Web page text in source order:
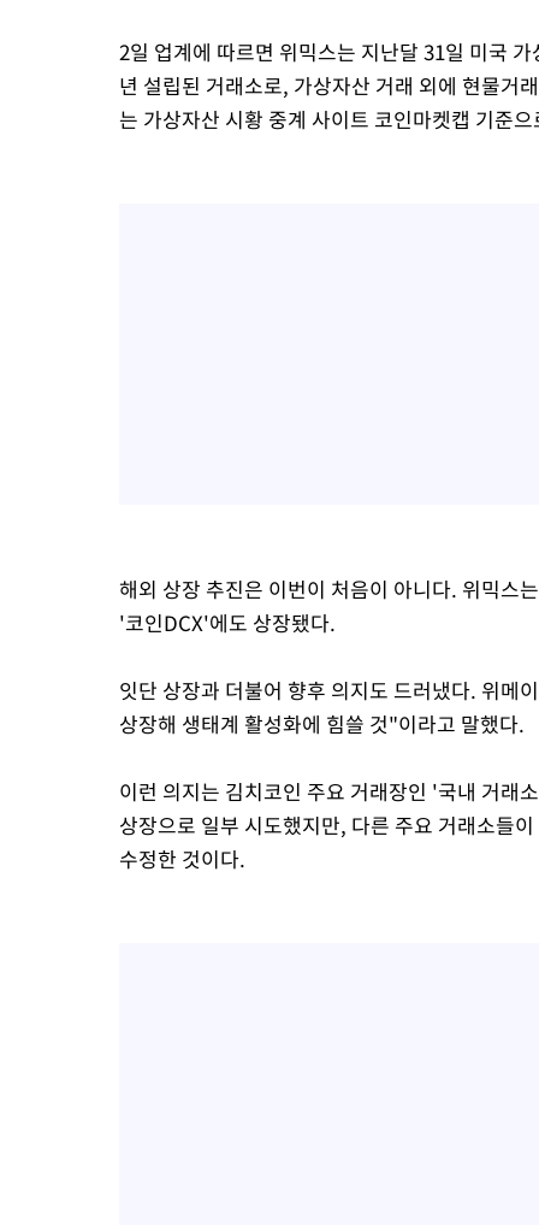
2일 업계에 따르면 위믹스는 지난달 31일 미국
년 설립된 거래소로, 가상자산 거래 외에 현물거
는 가상자산 시황 중계 사이트 코인마켓캡 기준
해외 상장 추진은 이번이 처음이 아니다. 위믹스
'코인DCX'에도 상장됐다.
잇단 상장과 더불어 향후 의지도 드러냈다. 위메
상장해 생태계 활성화에 힘쓸 것"이라고 말했다.
이런 의지는 김치코인 주요 거래장인 '국내 거래
상장으로 일부 시도했지만, 다른 주요 거래소들
수정한 것이다.